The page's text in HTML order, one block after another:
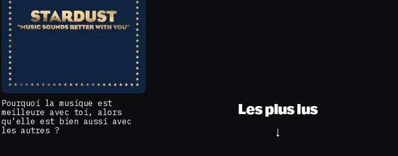
Pourquoi la musique est
meilleure avec toi, alors
qu’elle est bien aussi avec
les autres ?
Les plus lus